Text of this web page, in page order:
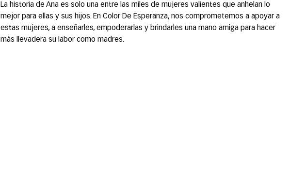
La historia de Ana es solo una entre las miles de mujeres valientes que anhelan lo
mejor para ellas y sus hijos. En Color De Esperanza, nos comprometemos a apoyar a
estas mujeres, a enseñarles, empoderarlas y brindarles una mano amiga para hacer
más llevadera su labor como madres.